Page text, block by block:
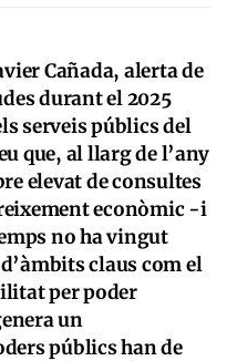
Cañada, alerta de
durant el 2025
serveis públics del
que, al llarg de l’any
elevat de consultes
econòmic -i
no ha vingut
claus com el
per poder
un
públics han de